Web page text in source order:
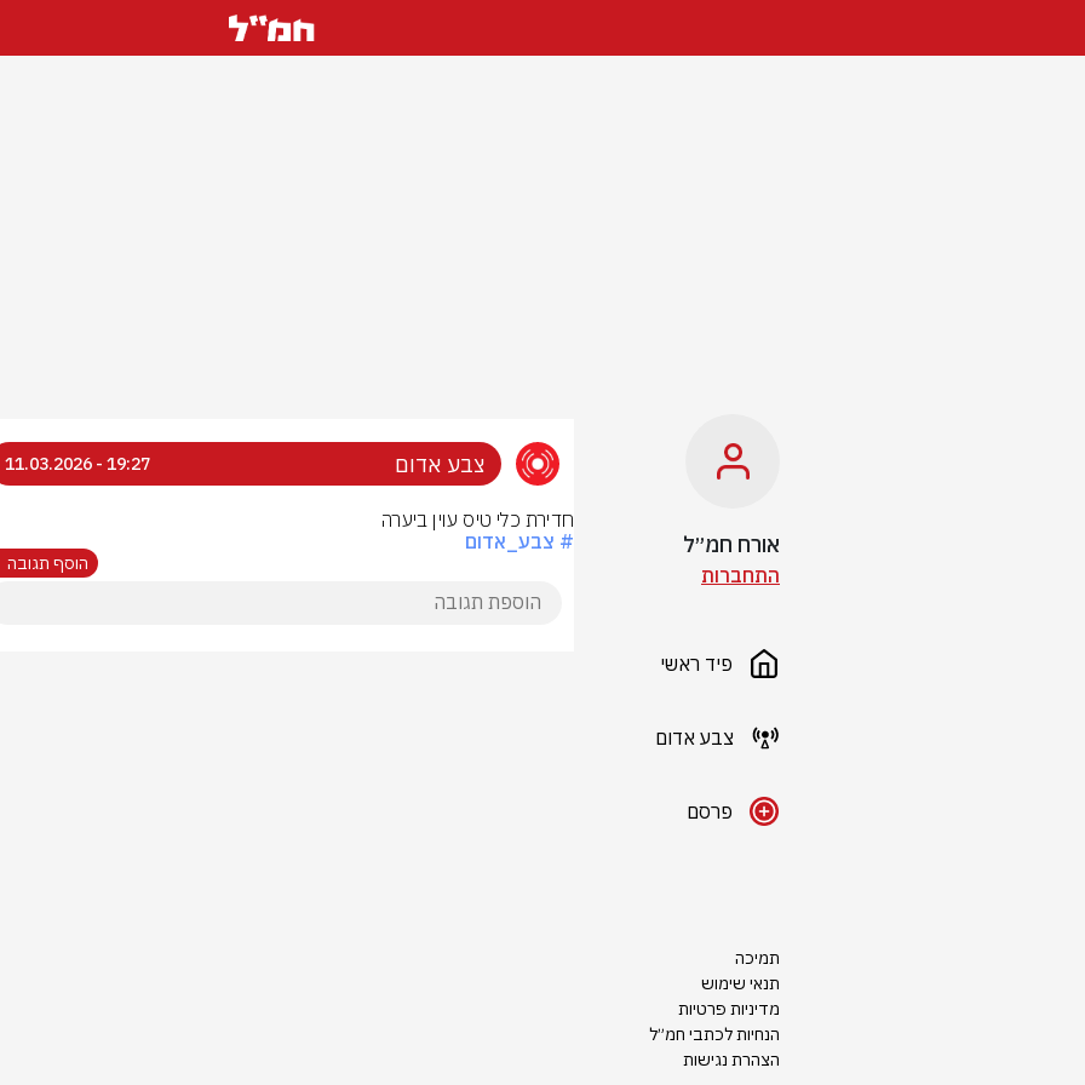
אורח חמ״ל
התחברות
פיד ראשי
צבע אדום
פרסם
תמיכה
תנאי שימוש
מדיניות פרטיות
הנחיות לכתבי חמ״ל
הצהרת נגישות
צבע אדום 19:27 - 11.03.2026
חדירת כלי טיס עוין ביערה
# צבע_אדום
הוסף תגובה